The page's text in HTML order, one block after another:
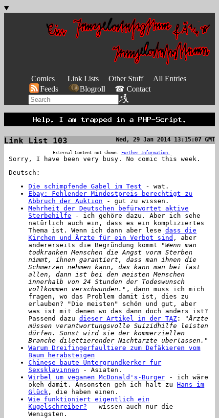
Comics Link Lists Other Stuff
All Entries
Feeds
Blogroll ☎ Contact
Link List 103 Wed, 29 Jan 2014 13:15:07 GMT
External Content not shown. Further Information.
Sorry, I have been very busy. No comic this week.
Deutsch:
Die schimpfende Gabel im Test - wat.
Ebay: Fehlender Mindest­preis berechtigt zu
Abbruch der Auktion - gut zu wissen.
Mehrheit der Deutschen befürwortet aktive
Sterbehilfe - ich gehöre dazu. Aber ich sehe
natürlich auch ein, dass es ein kompliziertes
Thema ist. Wenn ich dann aber lese dass die
Kirchen und Ärzte für ein Verbot sind , aber
andererseits die Begründung kommt
"Wenn man
todkranken Menschen die Angst vorm Sterben
nimmt, ihnen garantiert, dass man ihnen die
Schmerzen nehmen kann, das kann man bei fast
allen, dann ist bei den meisten Menschen
innerhalb von 24 Stunden der Todeswunsch
vollkommen verschwunden." , dann muss ich mich
fragen, wo das Problem damit ist, dies zu
erlauben? "Die meisten" schön und gut, aber
was ist mit denen wo das dann doch anders ist?
Passend dazu dieser Artikel in der TAZ :
"Ärzte
müssen verantwortungsvolle Suizidhilfe leisten
dürfen. Sonst wird sie der kommerziellen
Branche dilettierender Nichtärzte überlassen."
Warum Dreifingerfaultiere zum Defäkieren vom
Baum herabsteigen
Chinese baute Untergrundkerker für
Sexsklavinnen - Asiaten.
Wirbel um veganen McDonald's-Burger - ich wäre
okeh damit. Ansonsten geh ich halt zu Hans im
Glück , die haben einen.
Wie funktioniert eigentlich ein
Kugelschreiber? - wissen auch nur die
Wenigsten.